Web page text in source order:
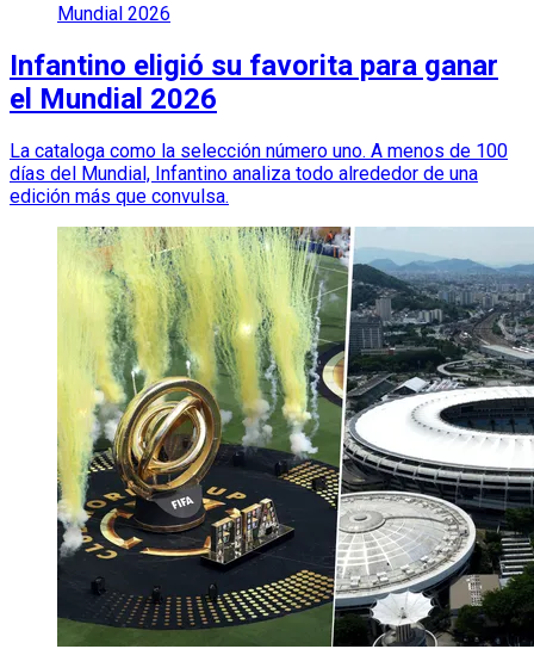
Mundial 2026
Infantino eligió su favorita para ganar
el Mundial 2026
La cataloga como la selección número uno. A menos de 100
días del Mundial, Infantino analiza todo alrededor de una
edición más que convulsa.